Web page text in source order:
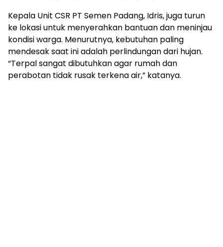
Kepala Unit CSR PT Semen Padang, Idris, juga turun
ke lokasi untuk menyerahkan bantuan dan meninjau
kondisi warga. Menurutnya, kebutuhan paling
mendesak saat ini adalah perlindungan dari hujan.
“Terpal sangat dibutuhkan agar rumah dan
perabotan tidak rusak terkena air,” katanya.